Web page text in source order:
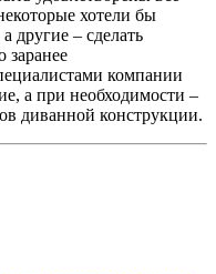
хотели бы
другие – сделать
заранее
компании
а при необходимости –
диванной конструкции.